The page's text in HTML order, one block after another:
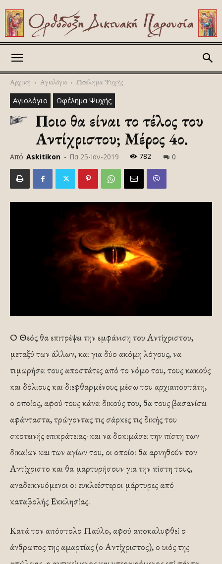
Αρχική Αγιολόγιο Ωφέλημα Ψυχής
Αγιολόγιο Ωφέλημα Ψυχής
Ποιο θα είναι το τέλος του
Αντίχριστου; Μέρος 4ο.
Από Askitikon - Πα 25-Ιαν-2019 782 0
Ο Θεός θα επιτρέψει την εμφάνιση του Αντίχριστου,
μεταξύ των άλλων, και για δύο ακόμη λόγους, να
τιμωρήσει τους αποστάτες από το νόμο του, τους κακούς
και δόλιους και διεφθαρμένους μέσω του αρχιαποστάτη,
ο οποίος, αφού τους κάνει δικούς του, θα τους βασανίσει
αφάνταστα, τρώγοντας τις σάρκες τις δικής του
σκοτεινής επικράτειας· και να δοκιμάσει την πίστη των
δικαίων και των αγίων του, οι οποίοι θα αρνηθούν τον
Αντίχριστο και θα μαρτυρήσουν για την πίστη τους,
αναδεικνυόμενοι οι ευκλεέστεροι μάρτυρες από
καταβολής Εκκλησίας.
Κατά τον απόστολο Παύλο, αφού αποκαλυφθεί ο
άνθρωπος της αμαρτίας (ο Αντίχριστος), ο υιός της